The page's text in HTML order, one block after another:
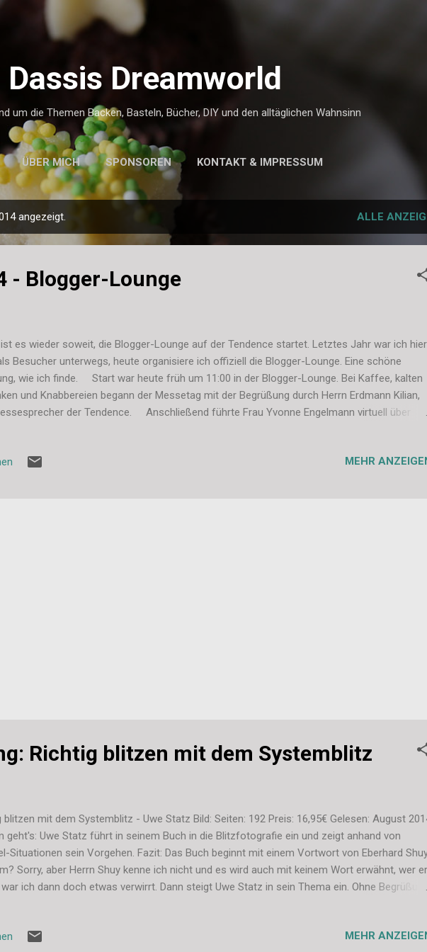
Direkt zum Hauptbereich
Dassis Dreamworld
um die Themen Backen, Basteln, Bücher, DIY und den alltäglichen Wahnsinn
ÜBER MICH SPONSOREN KONTAKT & IMPRESSUM
angezeigt. ALLE
- Blogger-Lounge
es wieder soweit, die Blogger-Lounge auf der Tendence startet. Letztes Jahr war ich hier
Besucher unterwegs, heute organisiere ich offiziell die Blogger-Lounge. Eine schöne
wie ich finde. Start war heute früh um 11:00 in der Blogger-Lounge. Bei Kaffee, kalten
und Knabbereien begann der Messetag mit der Begrüßung durch Herrn Erdmann Kilian,
der Tendence. Anschließend führte Frau Yvonne Engelmann virtuell über
über die Messe. Beim heutigen Bloggertreffen waren 20 Blogger angemeldet. Was ich
MEHR
Richtig blitzen mit dem Systemblitz
blitzen mit dem Systemblitz - Uwe Statz Bild: Seiten: 192 Preis: 16,95€ Gelesen: August
geht's: Uwe Statz führt in seinem Buch in die Blitzfotografie ein und zeigt anhand von
Situationen sein Vorgehen. Fazit: Das Buch beginnt mit einem Vortwort von Eberhard
Sorry, aber Herrn Shuy kenne ich nicht und es wird auch mit keinem Wort erwähnt, wer er
ich dann doch etwas verwirrt. Dann steigt Uwe Statz in sein Thema ein. Ohne
Morgen sage, dann fange ich doch wenigstens mit dem Buchthema (Blitzen) an und
MEHR